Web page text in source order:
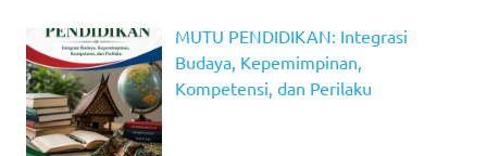
MUTU PENDIDIKAN: Integrasi
Budaya, Kepemimpinan,
Kompetensi, dan Perilaku